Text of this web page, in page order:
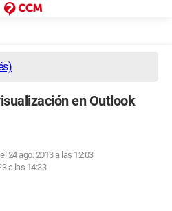
en Outlook
24 ago. 2013 a las 12:03
a las 14:33